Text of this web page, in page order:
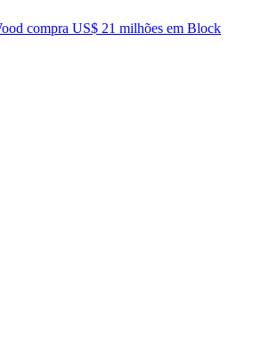
compra US$ 21 milhões em Block